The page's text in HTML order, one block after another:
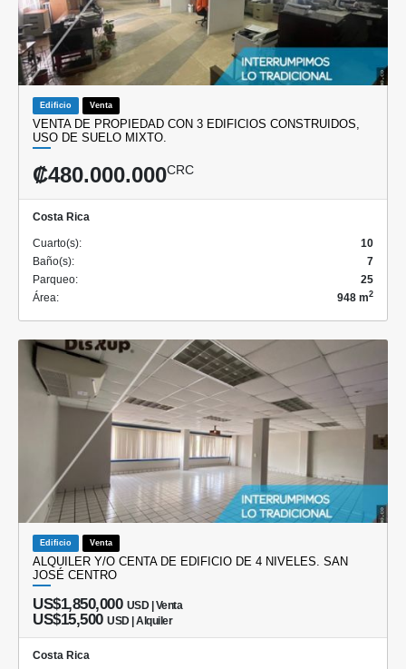
Edificio Venta
VENTA DE PROPIEDAD CON 3 EDIFICIOS CONSTRUIDOS,
USO DE SUELO MIXTO.
₡480.000.000CRC
Costa Rica
Cuarto(s):
10
Baño(s):
7
Parqueo:
25
Área:
948 m2
Edificio Venta
ALQUILER Y/O CENTA DE EDIFICIO DE 4 NIVELES. SAN
JOSÉ CENTRO
US$1,850,000 USD | Venta
US$15,500 USD | Alquiler
Costa Rica